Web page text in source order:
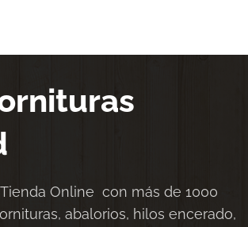
Online con más de 1000
abalorios, hilos encerado,